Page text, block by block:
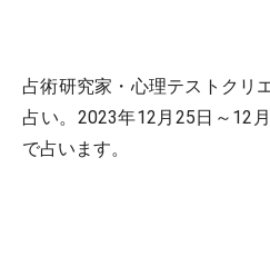
占術研究家・心理テストクリ
占い。2023年12月25日～12
で占います。